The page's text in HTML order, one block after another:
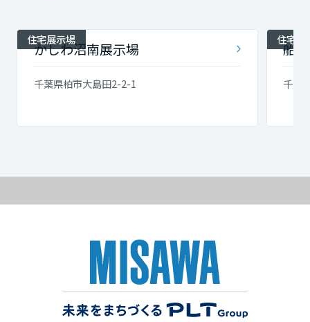
住宅展示場
かしわ沼南展示場
千葉県柏市大島田2-2-1
住宅展
船
千葉